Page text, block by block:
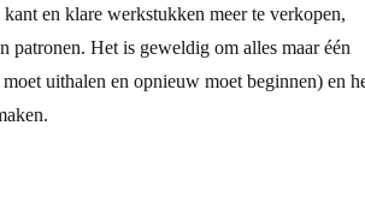
uniek en origineel te maken, iets van mijzelf
en klare werkstukken meer te verkopen,
Het is geweldig om alles maar één
uithalen en opnieuw moet beginnen) en het